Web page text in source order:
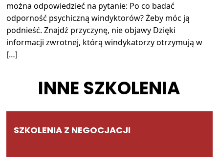
można odpowiedzieć na pytanie: Po co badać
odporność psychiczną windyktorów? Żeby móc ją
podnieść. Znajdź przyczynę, nie objawy Dzięki
informacji zwrotnej, którą windykatorzy otrzymują w
[…]
INNE SZKOLENIA
SZKOLENIA Z NEGOCJACJI